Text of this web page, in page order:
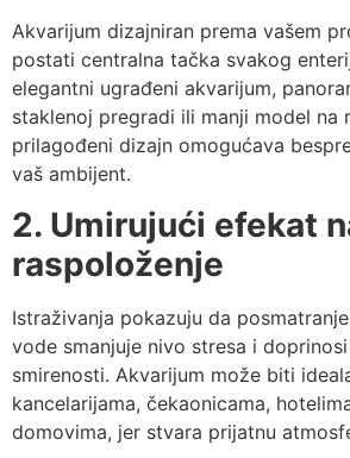
Akvarijum dizajniran prema vašem
postati centralna tačka svakog
elegantni ugrađeni akvarijum,
staklenoj pregradi ili manji model na
prilagođeni dizajn omogućava
vaš ambijent.
2. Umirujući efekat
raspoloženje
Istraživanja pokazuju da
vode smanjuje nivo stresa i
smirenosti. Akvarijum može biti
kancelarijama, čekaonicama,
domovima, jer stvara prijatnu